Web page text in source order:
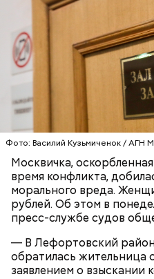
Фото: Василий Кузьмиченок / АГН
Москвичка,
время конфликта,
морального вреда.
рублей. Об этом в
пресс-службе судов
— В Лефортовский
обратилась жительница
заявлением о взыскании
Блогеру грозило до семи
— Мы съездили за
Video
удалось. Когда же
заявил, что ничего не
что яд могли добавить в
недоброжелатели.